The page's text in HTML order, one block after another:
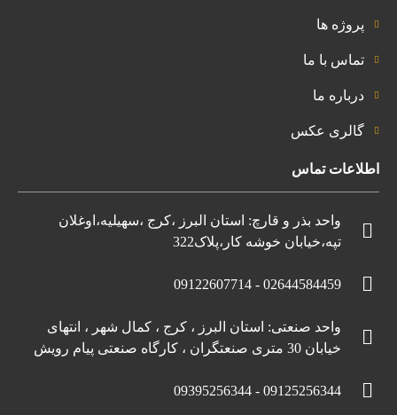
پروژه ها
تماس با ما
درباره ما
گالری عکس
اطلاعات تماس
واحد بذر و قارچ: استان البرز ،کرج ،سهیلیه،اوغلان
تپه،خیابان خوشه کار،پلاک322
02644584459 - 09122607714
واحد صنعتی: استان البرز ، کرج ، کمال شهر ، انتهای
خیابان 30 متری صنعتگران ، کارگاه صنعتی پیام رویش
09125256344 - 09395256344